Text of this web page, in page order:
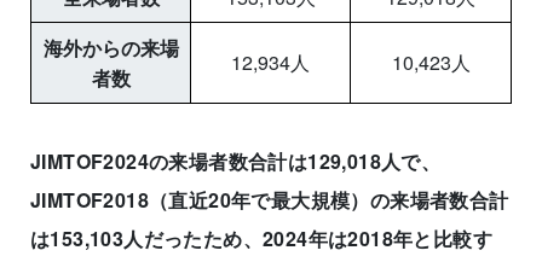
海外からの来場
者数
12,934人 10,423人
JIMTOF2024の来場者数合計は129,018人で、
JIMTOF2018（直近20年で最大規模）の来場者数合計
は153,103人だったため、2024年は2018年と比較す